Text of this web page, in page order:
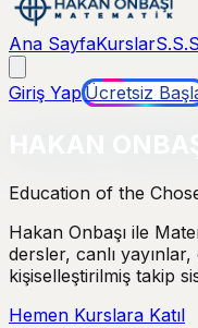
Ana SayfaKurslar
Giriş Yap Ücretsiz
Education of the
Hakan Onbaşı ile
dersler, canlı
kişiselleştirilmiş takip
Hemen Kurslara Katıl